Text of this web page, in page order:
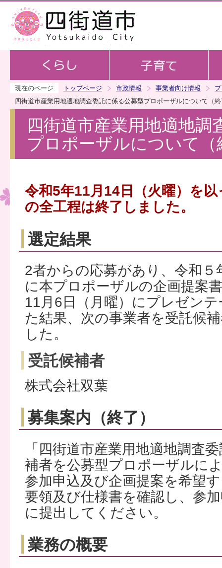
現在のページ トップページ 市政情報 事業者向け情報
四街道市産業用地適地調査委託に係る公募型プロポーザルについて（
四街道市産業用地適地調
プロポーザルについて（
令和5年11月14日（火曜）を
の全工程は終了しました。
選定結果
2者からの応募があり、令和
に本プロポーザルの企画提案
11月6日（月曜）にプレゼン
た結果、次の事業者を受託候
した。
受託候補者
株式会社双葉
募集案内（終了）
「四街道市産業用地適地調査
補者を公募型プロポーザルに
参加申込及び企画提案を希望
要領及び仕様書を確認し、参
に提出してください。
業務の概要